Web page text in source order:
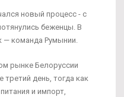
новый процесс - с
беженцы. В
— команда Румынии.
рынке Белоруссии
день, тогда как
и импорт,